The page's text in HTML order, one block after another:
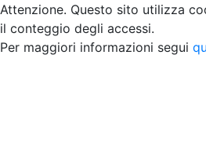
Attenzione. Questo sito utilizza
il conteggio degli accessi.
Per maggiori informazioni segui